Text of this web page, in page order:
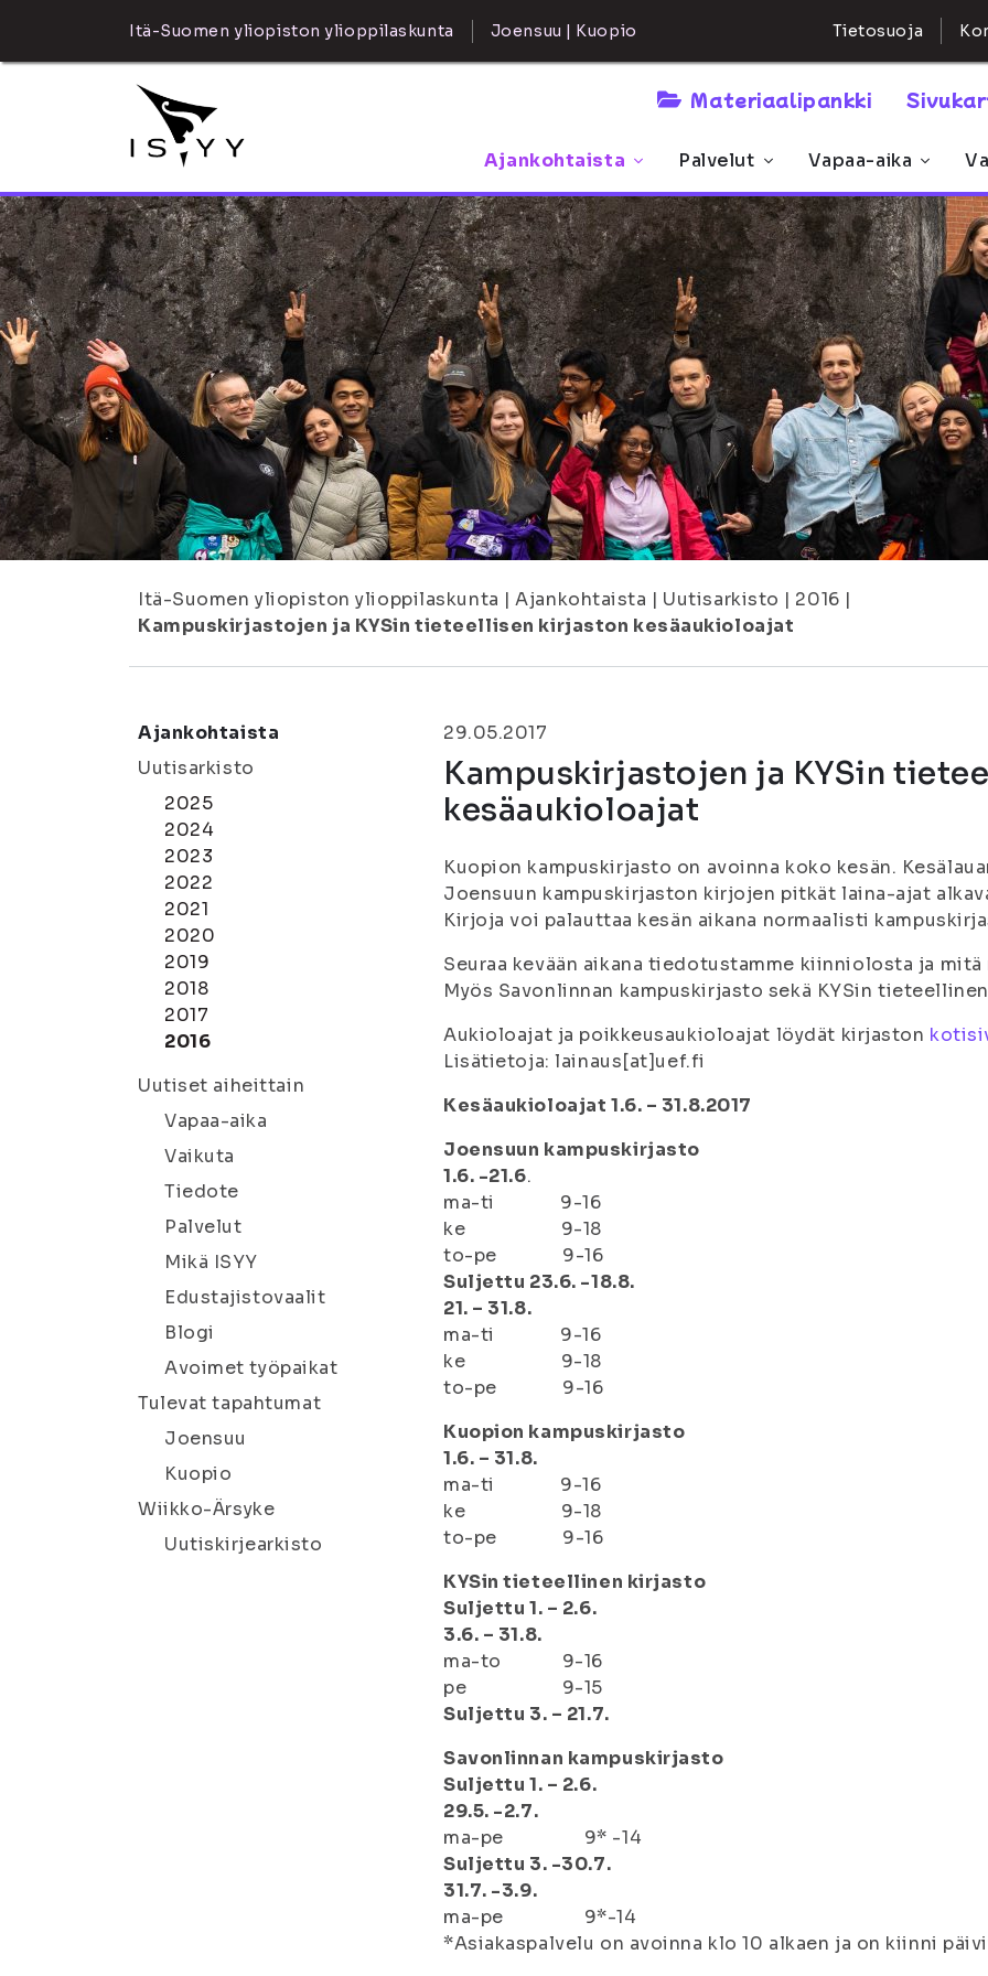
Itä-Suomen yliopiston ylioppilaskunta Joensuu | Kuopio Tietosuoja
Materiaalipankki
Ajankohtaista Palvelut Vapaa-aika
Itä-Suomen yliopiston ylioppilaskunta | Ajankohtaista | Uutisarkisto | 2016 |
Kampuskirjastojen ja KYSin tieteellisen kirjaston kesäaukioloajat
Ajankohtaista
Uutisarkisto
2025
2024
2023
2022
2021
2020
2019
2018
2017
2016
Uutiset aiheittain
Vapaa-aika
Vaikuta
Tiedote
Palvelut
Mikä ISYY
Edustajistovaalit
Blogi
Avoimet työpaikat
Tulevat tapahtumat
Joensuu
Kuopio
Wiikko-Ärsyke
Uutiskirjearkisto
29.05.2017
Kampuskirjastojen ja KYSin
kesäaukioloajat
Kuopion kampuskirjasto on avoinna koko kesän.
Joensuun kampuskirjaston kirjojen pitkät laina-ajat
Kirjoja voi palauttaa kesän aikana normaalisti
Seuraa kevään aikana tiedotustamme kiinniolosta ja
Myös Savonlinnan kampuskirjasto sekä KYSin
Aukioloajat ja poikkeusaukioloajat löydät kirjaston
Lisätietoja: lainaus[at]uef.fi
Kesäaukioloajat 1.6. – 31.8.2017
Joensuun kampuskirjasto
1.6. -21.6.
ma-ti 9-16
ke 9-18
to-pe 9-16
Suljettu 23.6. -18.8.
21. – 31.8.
ma-ti 9-16
ke 9-18
to-pe 9-16
Kuopion kampuskirjasto
1.6. – 31.8.
ma-ti 9-16
ke 9-18
to-pe 9-16
KYSin tieteellinen kirjasto
Suljettu 1. – 2.6.
3.6. – 31.8.
ma-to 9-16
pe 9-15
Suljettu 3. – 21.7.
Savonlinnan kampuskirjasto
Suljettu 1. – 2.6.
29.5. -2.7.
ma-pe 9* -14
Suljettu 3. -30.7.
31.7. -3.9.
ma-pe 9*-14
*Asiakaspalvelu on avoinna klo 10 alkaen ja on kiinni